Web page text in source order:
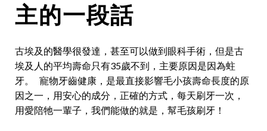
主的一段話
古埃及的醫學很發達，甚至可以做到眼科手術，但是古
埃及人的平均壽命只有35歲不到，主要原因是因為蛀
牙。 寵物牙齒健康，是最直接影響毛小孩壽命長度的原
因之一，用安心的成分，正確的方式，每天刷牙一次，
用愛陪牠一輩子，我們能做的就是，幫毛孩刷牙！